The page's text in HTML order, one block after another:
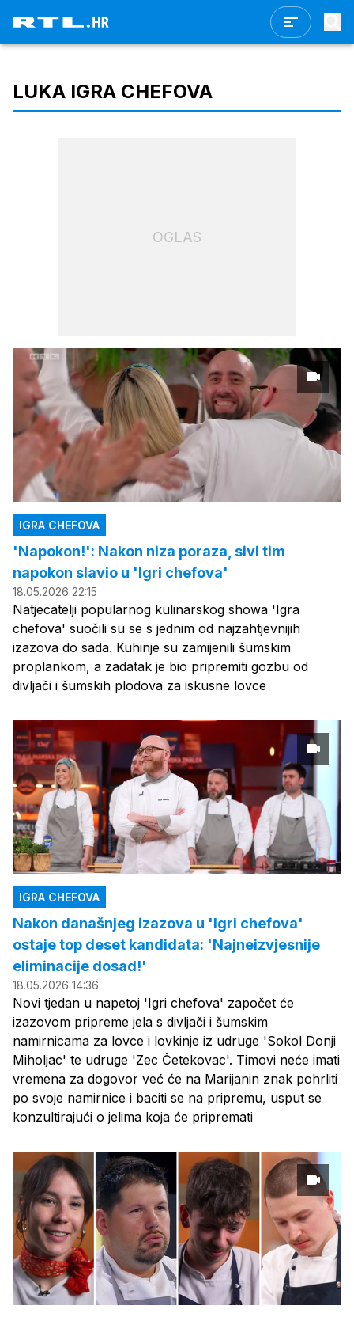
LUKA IGRA CHEFOVA
OGLAS
IGRA CHEFOVA
'Napokon!': Nakon niza poraza, sivi tim
napokon slavio u 'Igri chefova'
18.05.2026 22:15
Natjecatelji popularnog kulinarskog showa 'Igra
chefova' suočili su se s jednim od najzahtjevnijih
izazova do sada. Kuhinje su zamijenili šumskim
proplankom, a zadatak je bio pripremiti gozbu od
divljači i šumskih plodova za iskusne lovce
IGRA CHEFOVA
Nakon današnjeg izazova u 'Igri chefova'
ostaje top deset kandidata: 'Najneizvjesnije
eliminacije dosad!'
18.05.2026 14:36
Novi tjedan u napetoj 'Igri chefova' započet će
izazovom pripreme jela s divljači i šumskim
namirnicama za lovce i lovkinje iz udruge 'Sokol Donji
Miholjac' te udruge 'Zec Četekovac'. Timovi neće imati
vremena za dogovor već će na Marijanin znak pohrliti
po svoje namirnice i baciti se na pripremu, usput se
konzultirajući o jelima koja će pripremati